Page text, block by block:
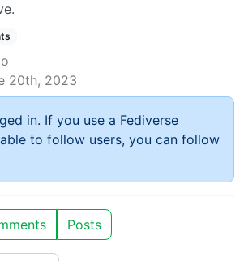
20th, 2023
in. If you use a Fediverse
to follow users, you can follow
Posts